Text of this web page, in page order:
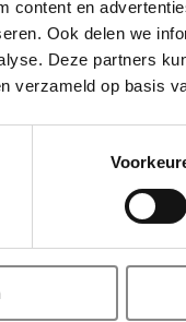
content en
Ook delen we
Deze partners
verzameld op basis
zijn gemarkeerd